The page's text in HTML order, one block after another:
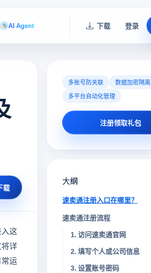
AI Agent 下载 登录
载
这
详
运
多账号防关联
数据加密隔离
多平台自动化管理
注册领取礼包
大纲
速卖通注册入口在哪里？
速卖通注册流程
1. 访问速卖通官网
2. 填写个人或公司信息
3. 设置账号密码